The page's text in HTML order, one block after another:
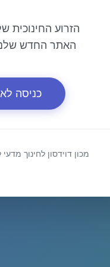
הזרוע החינוכית
האתר החדש
כניסה
מכון דוידסון לחינוך